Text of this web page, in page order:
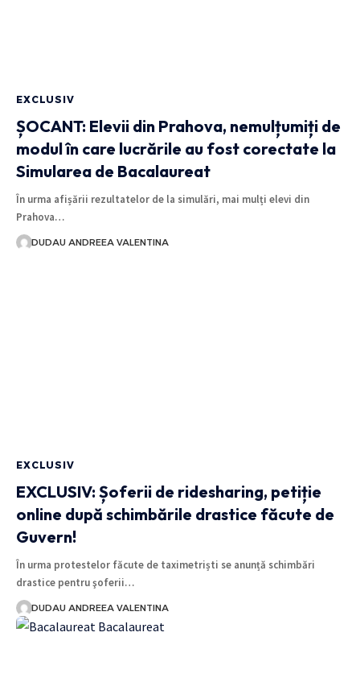
EXCLUSIV
ȘOCANT: Elevii din Prahova, nemulțumiți de
modul în care lucrările au fost corectate la
Simularea de Bacalaureat
În urma afișării rezultatelor de la simulări, mai mulți elevi din
Prahova…
DUDAU ANDREEA VALENTINA
EXCLUSIV
EXCLUSIV: Șoferii de ridesharing, petiție
online după schimbările drastice făcute de
Guvern!
În urma protestelor făcute de taximetriști se anunță schimbări
drastice pentru şoferii…
DUDAU ANDREEA VALENTINA